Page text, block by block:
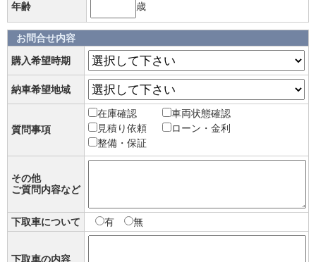
年齢 歳
お問合せ内容
購入希望時期
納車希望地域
質問事項
在庫確認
車両状態確認
見積り依頼
ローン・金利
整備・保証
その他
ご質問内容など
下取車について 有 無
下取車の内容